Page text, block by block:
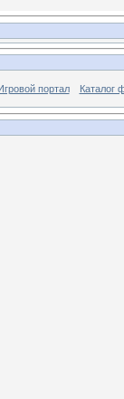
Игровой портал Каталог